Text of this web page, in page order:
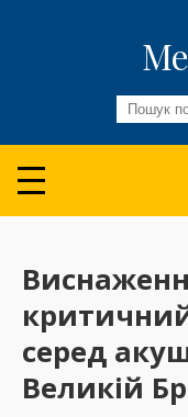
Всі новини
Огляди та
Медспільнота
Колонки
Відео
серед
Великій